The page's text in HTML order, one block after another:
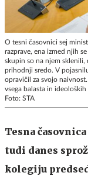
O tesni časovnici sej
razprave, ena izmed njih
skupin so na njem
prihodnji sredo. V
opravičil za svojo
vsega balasta in
Foto: STA
Tesna
tudi danes
kolegiju